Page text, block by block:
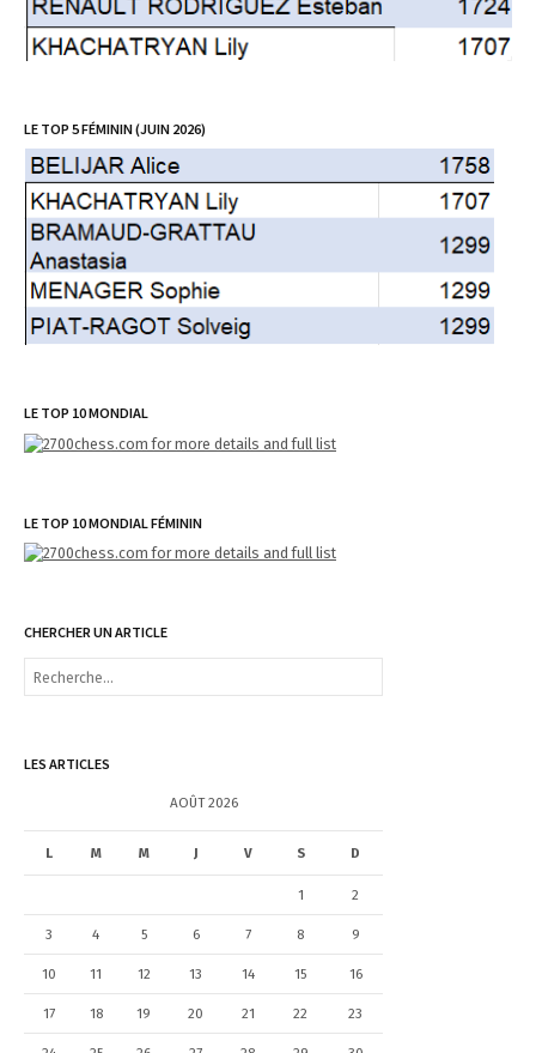
LE TOP 5 FÉMININ (JUIN 2026)
LE TOP 10 MONDIAL
LE TOP 10 MONDIAL FÉMININ
CHERCHER UN ARTICLE
R
r
e
LES ARTICLES
AOÛT 2026
L M M J V S D
1 2
3 4 5 6 7 8 9
10 11 12 13 14 15 16
17 18 19 20 21 22 23